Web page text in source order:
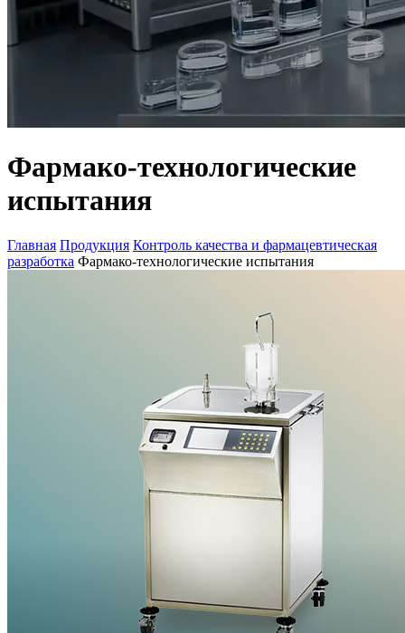
Фармако-технологические
испытания
Главная Продукция Контроль качества и фармацевтическая
разработка Фармако-технологические испытания